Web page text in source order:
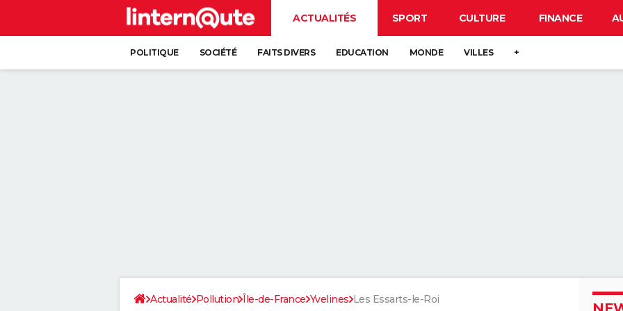
ACTUALITÉS SPORT CULTURE FINANCE
POLITIQUE SOCIÉTÉ FAITS DIVERS EDUCATION MONDE VILLES +
Actualité Pollution Île-de-France Yvelines Les Essarts-le-Roi